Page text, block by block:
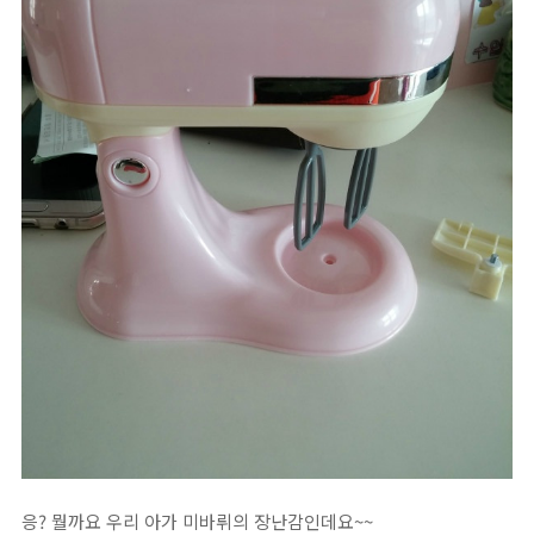
응? 뭘까요 우리 아가 미바뤼의 장난감인데요~~